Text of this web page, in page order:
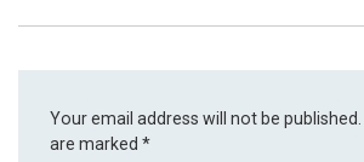
Your email address will not be published.
are marked*